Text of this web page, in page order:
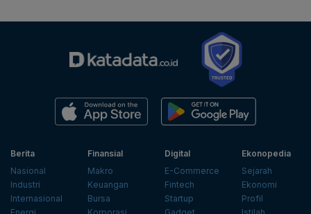
Berita
Nasional
Industri
Internasional
Finansial
Makro
Keuangan
Bursa
Digital
E-Commerce
Fintech
Startup
Ekonopedia
Sejarah
Ekonomi
Profil